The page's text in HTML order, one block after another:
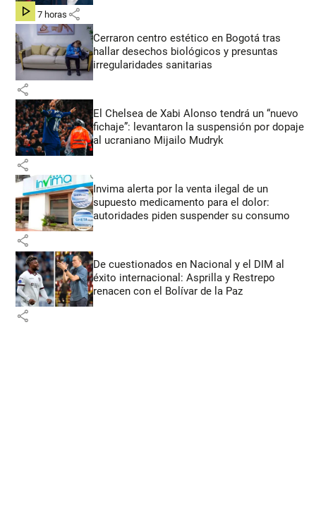
hace 7 horas share
Cerraron centro estético en Bogotá tras
hallar desechos biológicos y presuntas
irregularidades sanitarias
share
El Chelsea de Xabi Alonso tendrá un “nuevo
fichaje”: levantaron la suspensión por dopaje
al ucraniano Mijailo Mudryk
share
Invima alerta por la venta ilegal de un
supuesto medicamento para el dolor:
autoridades piden suspender su consumo
share
De cuestionados en Nacional y el DIM al
éxito internacional: Asprilla y Restrepo
renacen con el Bolívar de la Paz
share